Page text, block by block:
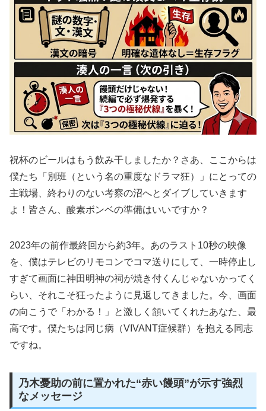
祝杯のビールはもう飲み干しましたか？さあ、ここからは
僕たち「別班（という名の重度なドラマ狂）」にとっての
主戦場、終わりのない考察の沼へとダイブしていきます
よ！皆さん、酸素ボンベの準備はいいですか？
2023年の前作最終回から約3年。あのラスト10秒の映像
を、僕はテレビのリモコンでコマ送りにして、一時停止し
すぎて画面に神田明神の祠が焼き付くんじゃないかってく
らい、それこそ狂ったように見返してきました。今、画面
の向こうで「わかる！」と激しく頷いてくれたあなた、最
高です。僕たちは同じ病（VIVANT症候群）を抱える同志
ですね。
乃木憂助の前に置かれた“赤い饅頭”が示す強烈
なメッセージ